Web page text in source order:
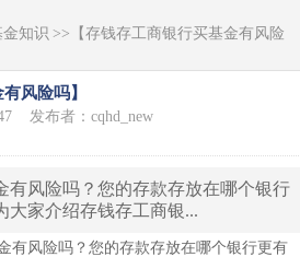
金知识 >>【存钱存工商银行买基金有风险
风险吗】
发布者：cqhd_new
有风险吗？您的存款存放在哪个银行
大家介绍存钱存工商银...
风险吗？您的存款存放在哪个银行更有